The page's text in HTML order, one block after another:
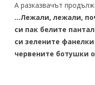
А разказвачът
…Лежали, лежали,
си пак белите
си зелените
червените ботушки